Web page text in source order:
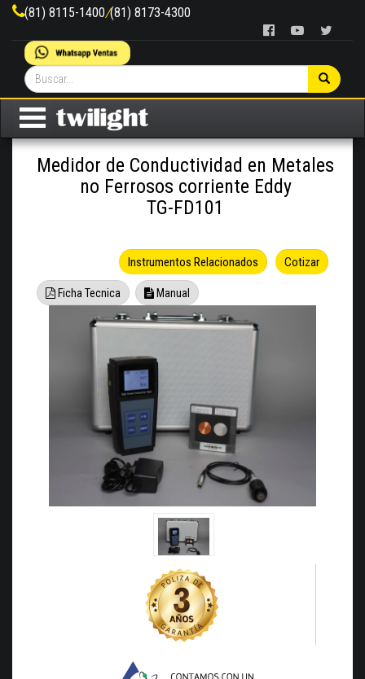
(81) 8115-1400/(81) 8173-4300
Medidor de Conductividad en Metales
no Ferrosos corriente Eddy
TG-FD101
Cotizar
Instrumentos Relacionados
Ficha Tecnica Manual